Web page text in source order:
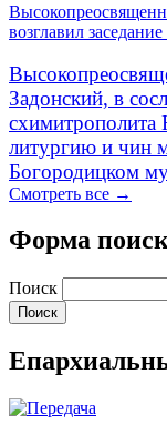
возглавил
Задонский, в
литургию и чин
Богородицком
Смотреть все →
Форма
Поиск